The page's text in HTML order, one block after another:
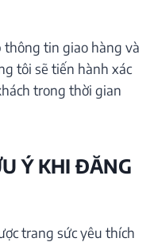
thông tin giao hàng và
tôi sẽ tiến hành xác
trong thời gian
Ý KHI ĐĂNG
trang sức yêu thích